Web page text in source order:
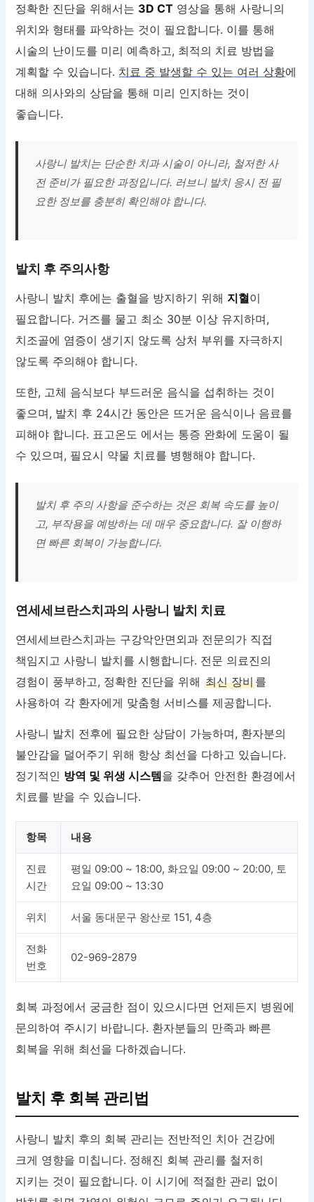
정확한 진단을 위해서는 3D CT 영상을 통해 사랑니의
위치와 형태를 파악하는 것이 필요합니다. 이를 통해
시술의 난이도를 미리 예측하고, 최적의 치료 방법을
계획할 수 있습니다. 치료 중 발생할 수 있는 여러 상황에
대해 의사와의 상담을 통해 미리 인지하는 것이
좋습니다.
사랑니 발치는 단순한 치과 시술이 아니라, 철저한 사
전 준비가 필요한 과정입니다. 러브니 발치 응시 전 필
요한 정보를 충분히 확인해야 합니다.
발치 후 주의사항
사랑니 발치 후에는 출혈을 방지하기 위해 지혈이
필요합니다. 거즈를 물고 최소 30분 이상 유지하며,
치조골에 염증이 생기지 않도록 상처 부위를 자극하지
않도록 주의해야 합니다.
또한, 고체 음식보다 부드러운 음식을 섭취하는 것이
좋으며, 발치 후 24시간 동안은 뜨거운 음식이나 음료를
피해야 합니다. 표고온도 에서는 통증 완화에 도움이 될
수 있으며, 필요시 약물 치료를 병행해야 합니다.
발치 후 주의 사항을 준수하는 것은 회복 속도를 높이
고, 부작용을 예방하는 데 매우 중요합니다. 잘 이행하
면 빠른 회복이 가능합니다.
연세세브란스치과의 사랑니 발치 치료
연세세브란스치과는 구강악안면외과 전문의가 직접
책임지고 사랑니 발치를 시행합니다. 전문 의료진의
경험이 풍부하고, 정확한 진단을 위해최신 장비를
사용하여 각 환자에게 맞춤형 서비스를 제공합니다.
사랑니 발치 전후에 필요한 상담이 가능하며, 환자분의
불안감을 덜어주기 위해 항상 최선을 다하고 있습니다.
정기적인 방역 및 위생 시스템을 갖추어 안전한 환경에서
치료를 받을 수 있습니다.
항목 내용
진료
시간
평일 09:00 ~ 18:00, 화요일 09:00 ~ 20:00, 토
요일 09:00 ~ 13:30
위치 서울 동대문구 왕산로 151, 4층
전화
번호
02-969-2879
회복 과정에서 궁금한 점이 있으시다면 언제든지 병원에
문의하여 주시기 바랍니다. 환자분들의 만족과 빠른
회복을 위해 최선을 다하겠습니다.
발치 후 회복 관리법
사랑니 발치 후의 회복 관리는 전반적인 치아 건강에
크게 영향을 미칩니다. 정해진 회복 관리를 철저히
지키는 것이 필요합니다. 이 시기에 적절한 관리 없이